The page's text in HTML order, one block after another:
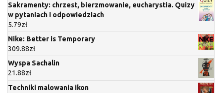
Sakramenty: chrzest, bierzmowanie, eucharystia. Quizy
w pytaniach i odpowiedziach
5.79zł
Nike: Better is Temporary
309.88zł
Wyspa Sachalin
21.88zł
Techniki malowania ikon